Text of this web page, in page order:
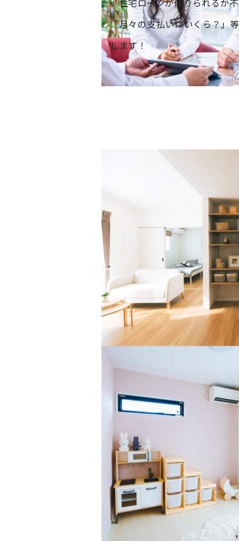
「月々の支払いはいくら？」
します！